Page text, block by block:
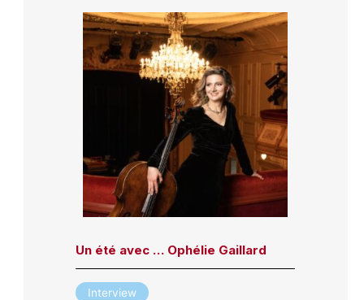
Un été avec … Ophélie Gaillard
Interview